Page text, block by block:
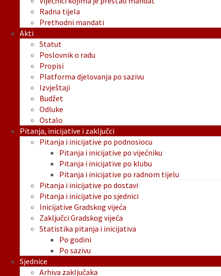
Radna tijela
Prethodni mandati
Akti
Statut
Poslovnik o radu
Propisi
Platforma djelovanja po sazivu
Izvještaji
Budžet
Odluke
Ostalo
Pitanja, inicijative i zaključci
Pitanja i inicijative po podnosiocu
Pitanja i inicijative po vijećniku
Pitanja i inicijative po klubu
Pitanja i inicijative po radnom tijelu
Pitanja i inicijative po dostavi
Pitanja i inicijative po sjednici
Inicijative Gradskog vijeća
Zaključci Gradskog vijeća
Statistika pitanja i inicijativa
Po godini
Po sazivu
Sjednice
Arhiva zaključaka